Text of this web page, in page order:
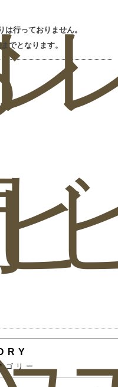
行っておりません。
でとなります。
ゴリー